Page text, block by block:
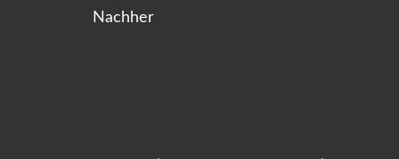
Nachher